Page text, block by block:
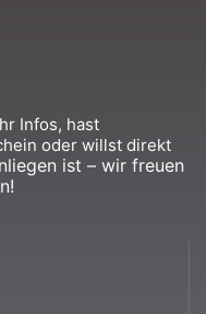
Infos, hast
oder willst direkt
ist – wir freuen